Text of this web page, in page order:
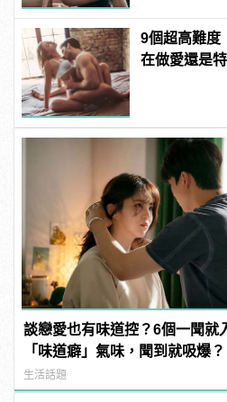
9個超高難度
在做愛還是
談戀愛也有味道控？6個一聞就
「味道癖」氣味，聞到就吸爆？ |
manfashion這樣變型男
生活話題